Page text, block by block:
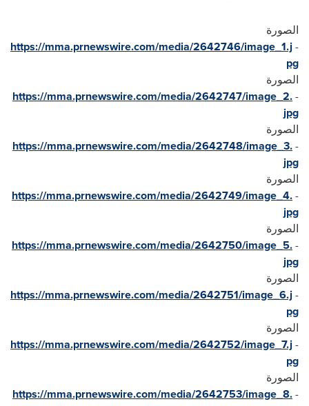
الصورة
-
https://mma.prnewswire.com/media/2642746/image_1.j
pg
الصورة
-
https://mma.prnewswire.com/media/2642747/image_2.
jpg
الصورة
-
https://mma.prnewswire.com/media/2642748/image_3.
jpg
الصورة
-
https://mma.prnewswire.com/media/2642749/image_4.
jpg
الصورة
-
https://mma.prnewswire.com/media/2642750/image_5.
jpg
الصورة
-
https://mma.prnewswire.com/media/2642751/image_6.j
pg
الصورة
-
https://mma.prnewswire.com/media/2642752/image_7.j
pg
الصورة
-
https://mma.prnewswire.com/media/2642753/image_8.